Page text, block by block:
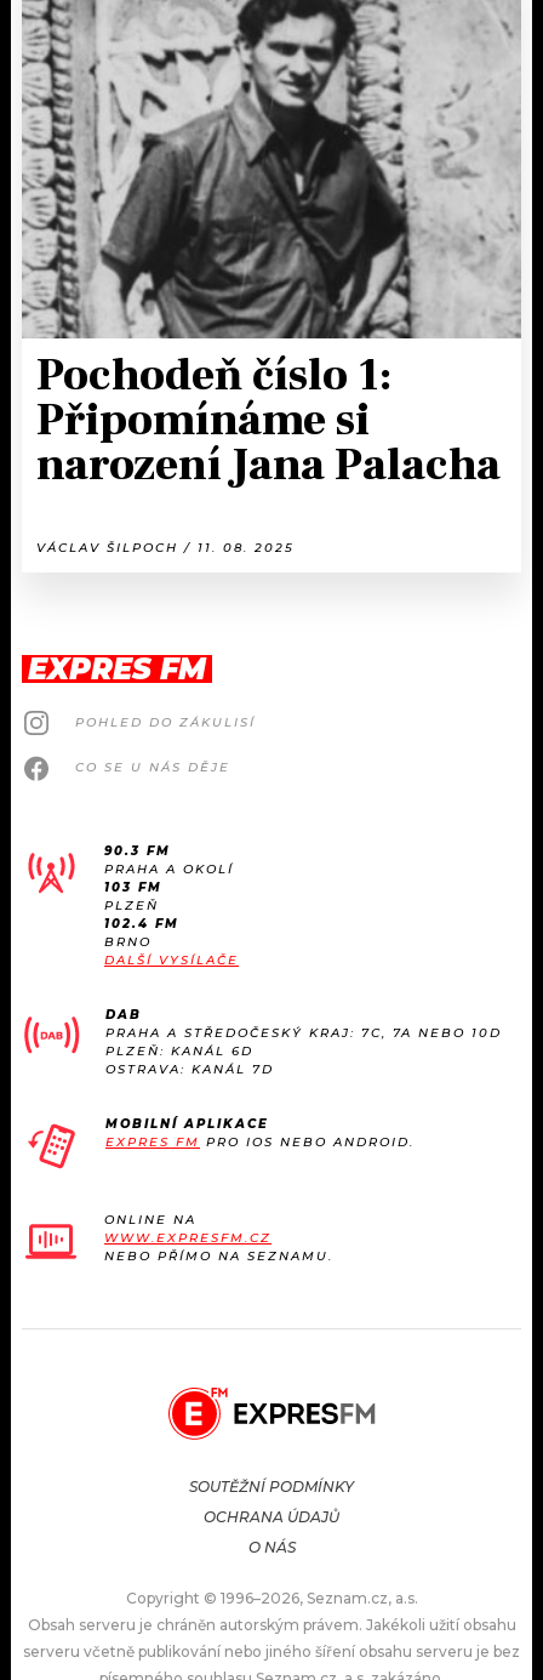
Pochodeň číslo 1:
Připomínáme si
narození Jana Palacha
VÁCLAV ŠILPOCH / 11. 08. 2025
EXPRES FM
POHLED DO ZÁKULISÍ
CO SE U NÁS DĚJE
90.3 FM
PRAHA A OKOLÍ
103 FM
PLZEŇ
102.4 FM
BRNO
DALŠÍ VYSÍLAČE
DAB
PRAHA A STŘEDOČESKÝ KRAJ: 7C, 7A NEBO 10D
PLZEŇ: KANÁL 6D
OSTRAVA: KANÁL 7D
MOBILNÍ APLIKACE
EXPRES FM PRO IOS NEBO ANDROID.
ONLINE NA
WWW.EXPRESFM.CZ
NEBO PŘÍMO NA SEZNAMU.
SOUTĚŽNÍ PODMÍNKY
OCHRANA ÚDAJŮ
O NÁS
Copyright © 1996–2026, Seznam.cz, a.s.
Obsah serveru je chráněn autorským právem. Jakékoli užití obsahu
serveru včetně publikování nebo jiného šíření obsahu serveru je bez